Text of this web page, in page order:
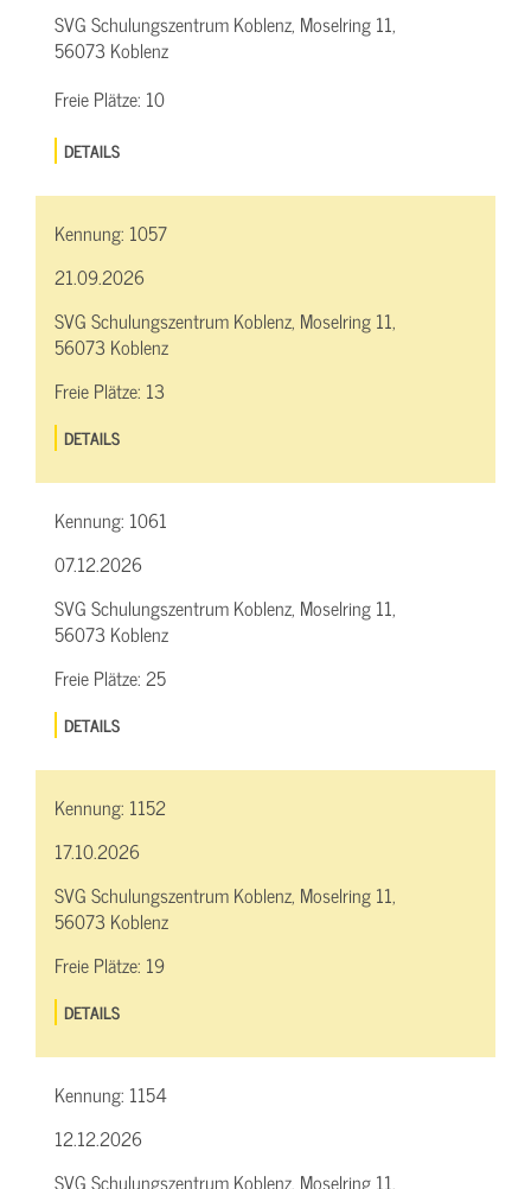
SVG Schulungszentrum Koblenz, Moselring 11,
56073 Koblenz
Freie Plätze: 10
DETAILS
Kennung: 1057
21.09.2026
SVG Schulungszentrum Koblenz, Moselring 11,
56073 Koblenz
Freie Plätze: 13
DETAILS
Kennung: 1061
07.12.2026
SVG Schulungszentrum Koblenz, Moselring 11,
56073 Koblenz
Freie Plätze:25
DETAILS
Kennung: 1152
17.10.2026
SVG Schulungszentrum Koblenz, Moselring 11,
56073 Koblenz
Freie Plätze: 19
DETAILS
Kennung: 1154
12.12.2026
SVG Schulungszentrum Koblenz, Moselring 11,